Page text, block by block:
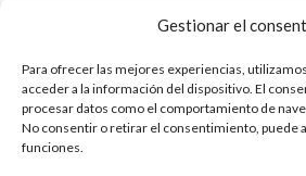
Gestionar el
Para ofrecer las mejores experiencias,
acceder a la información del dispositivo. El
procesar datos como el comportamiento de
No consentir o retirar el consentimiento, puede
funciones.